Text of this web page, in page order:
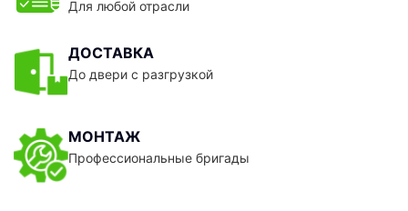
Для любой отрасли
ДОСТАВКА
До двери с разгрузкой
МОНТАЖ
Профессиональные бригады